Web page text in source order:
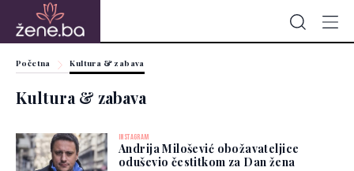
Početna Kultura & zabava
Kultura & zabava
INSTAGRAM
Andrija Milošević obožavateljice
oduševio čestitkom za Dan žena